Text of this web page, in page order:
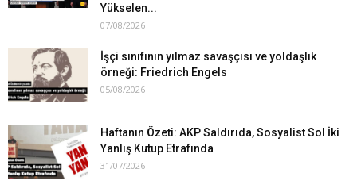
Yükselen...
07/08/2026
İşçi sınıfının yılmaz savaşçısı ve yoldaşlık
örneği: Friedrich Engels
05/08/2026
Haftanın Özeti: AKP Saldırıda, Sosyalist Sol İki
Yanlış Kutup Etrafında
31/07/2026